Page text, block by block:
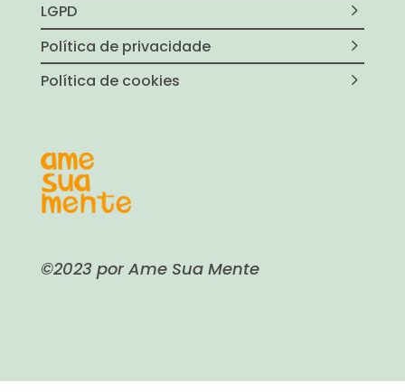
LGPD
Política de privacidade
Política de cookies
©2023 por Ame Sua Mente